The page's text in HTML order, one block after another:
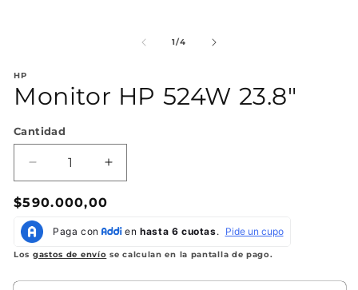
una
ventana
modal
1/de
4
HP
Monitor HP 524W 23.8"
Cantidad
Reducir
cantidad
para
Monitor
HP
524W
Aumentar
cantidad
HP
524W
Precio
habitual
$590.000,00
Los gastos de envío se calculan en la pantalla de pago.